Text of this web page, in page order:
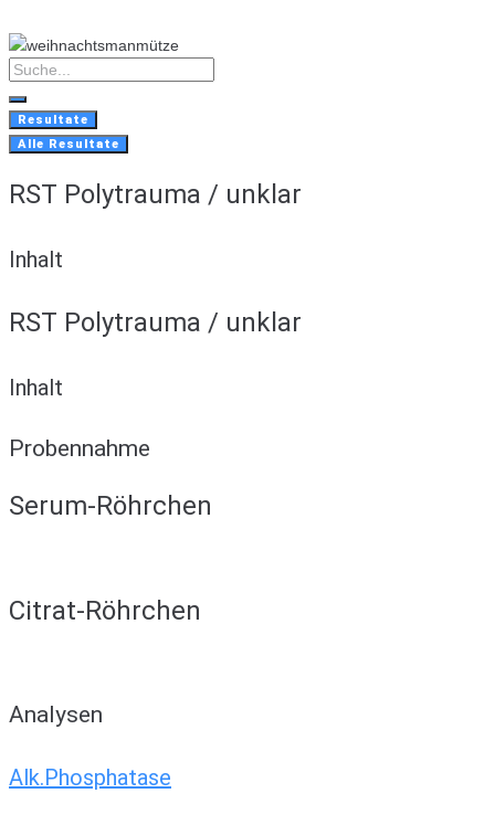
to
content
Search
...
Resultate
Alle Resultate
RST Polytrauma / unklar
Inhalt
RST Polytrauma / unklar
Inhalt
Probennahme
Serum-Röhrchen
Citrat-Röhrchen
Analysen
Alk.Phosphatase